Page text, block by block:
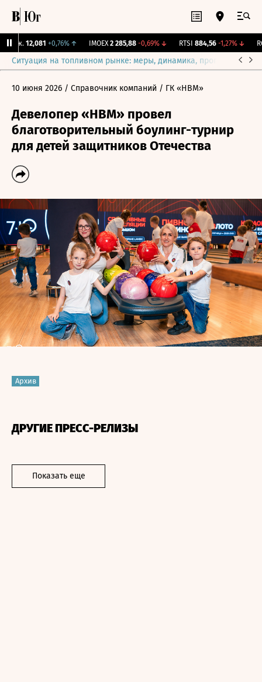
12,081 +0,76%↑ IMOEX 2 285,88 -0,69%↓ RTSI 884,56 -1,27%↓
Ситуация на топливном рынке: меры, динамика, прогнозы
10 июня 2026 / Справочник компаний / ГК «НВМ»
Девелопер «НВМ» провел
благотворительный боулинг-турнир
для детей защитников Отечества
Архив
ДРУГИЕ ПРЕСС-РЕЛИЗЫ
Показать еще